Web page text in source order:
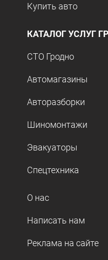
Купить авто
КАТАЛОГ УСЛУГ
СТО Гродно
Автомагазины
Авторазборки
Шиномонтажи
Эвакуаторы
Спецтехника
О нас
Написать нам
Реклама на сайте